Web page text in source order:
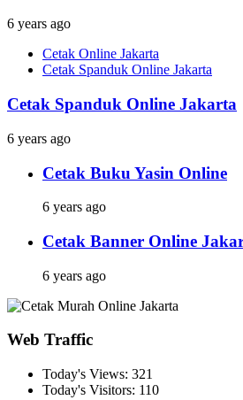
6 years ago
Cetak Online Jakarta
Cetak Spanduk Online Jakarta
Cetak Spanduk Online Jakarta
6 years ago
Cetak Buku Yasin Online
6 years ago
Cetak Banner Online
6 years ago
Web Traffic
Today's Views: 321
Today's Visitors: 110